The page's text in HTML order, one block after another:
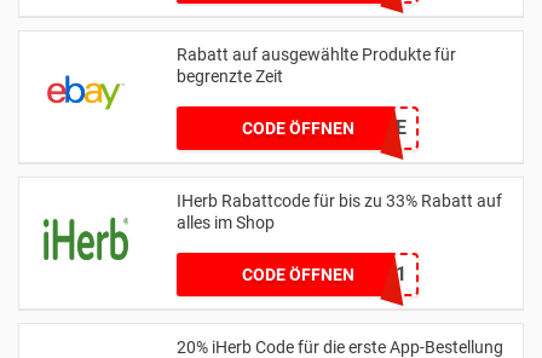
Rabatt auf ausgewählte Produkte für
begrenzte Zeit
CODE ÖFFNEN
POWEREBAY7E
IHerb Rabattcode für bis zu 33% Rabatt auf
alles im Shop
CODE ÖFFNENMGB2471
20% iHerb Code für die erste App-Bestellung